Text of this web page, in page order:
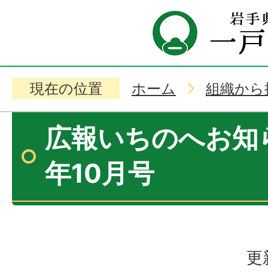
現在の位置 ホーム 組織か
広報いちのへお
年10月号
更